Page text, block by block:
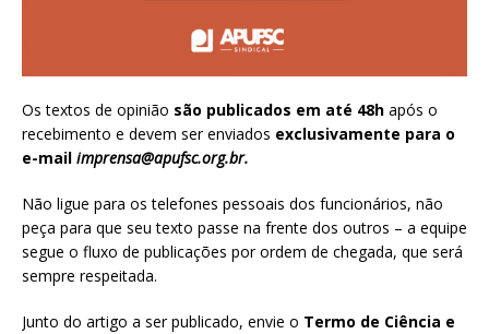
Os textos de opinião são publicados em até 48h após o
recebimento e devem ser enviados exclusivamente para o
e-mail imprensa@apufsc.org.br.
Não ligue para os telefones pessoais dos funcionários, não
peça para que seu texto passe na frente dos outros – a equipe
segue o fluxo de publicações por ordem de chegada, que será
sempre respeitada.
Junto do artigo a ser publicado, envie o Termo de Ciência e